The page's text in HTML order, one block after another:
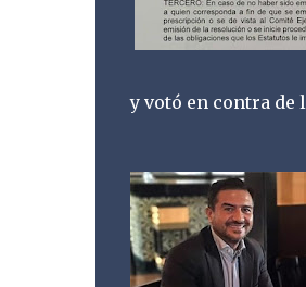
y votó en contra de